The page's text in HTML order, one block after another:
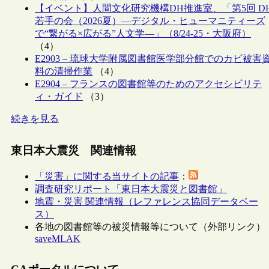
【イベント】人間文化研究機構DH推進室、「第5回
若手の会（2026夏）―デジタル・ヒューマニティーズ
で“繋がる×広がる”人文学―」（8/24-25・大阪府）
（4）
E2903 – 琉球大学附属図書館医学部分館でのカビ被害
料の清掃作業 （4）
E2904 – フランスの図書館等のためのアクセシビリテ
ィ・ガイド
（3）
続きを見る
東日本大震災 関連情報
「災害」に関する当サイトの記事 ：
調査研究リポート「東日本大震災と図書館」
地震・災害 関連情報（レファレンス協同データベー
ス）
各地の図書館等の被災情報等について（外部リンク）
saveMLAK